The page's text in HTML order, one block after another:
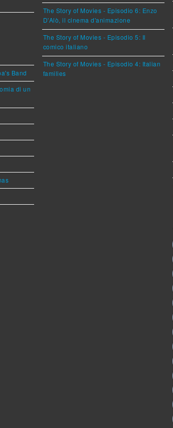
Band
di un
The Story of Movies - Episodio 6: Enzo
D'Alò, il cinema d'animazione
The Story of Movies - Episodio 5: Il
comico italiano
The Story of Movies - Episodio 4: Italian
families